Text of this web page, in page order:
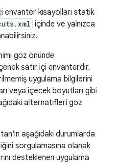
envanter kısayolları statik
içinde ve yalnızca
göz önünde
satır içi envanterdir.
uygulama bilgilerini
veya içecek boyutları gibi
alternatifleri göz
aşağıdaki durumlarda
sorgulamasına olanak
desteklenen uygulama